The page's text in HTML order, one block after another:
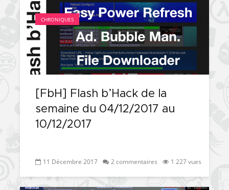
CHRONIQUES
[FbH] Flash b’Hack de la
semaine du 04/12/2017 au
10/12/2017
11 Décembre 2017 2 commentaires 1 227 vues